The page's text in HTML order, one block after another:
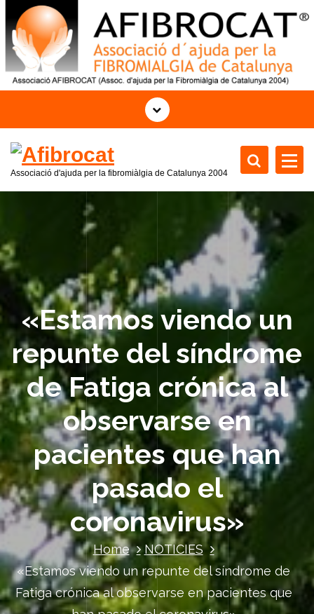
o
n
Associació d'ajuda per la fibromiàlgia de Catalunya 2004
«Estamos viendo un
repunte del síndrome
de Fatiga crónica al
observarse en
pacientes que han
pasado el
coronavirus»
Home
NOTICIES
«Estamos viendo un repunte del síndrome de
Fatiga crónica al observarse en pacientes que